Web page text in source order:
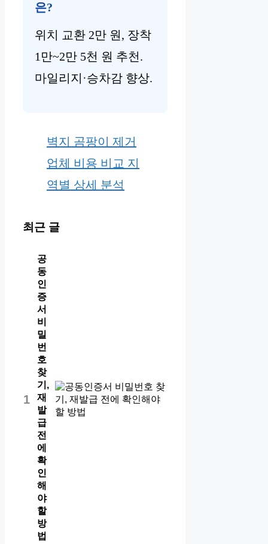
은?
위치 교환 2만 원, 장착
1만~2만 5천 원 추천.
마일리지·승차감 향상.
벽지 곰팡이 제거
업체 비용 비교 지
역별 상세 분석
최근 글
1
공
동
인
증
서
비
밀
번
호
찾
기,
재
발
급
전
에
확
인
해
야
할
방
법